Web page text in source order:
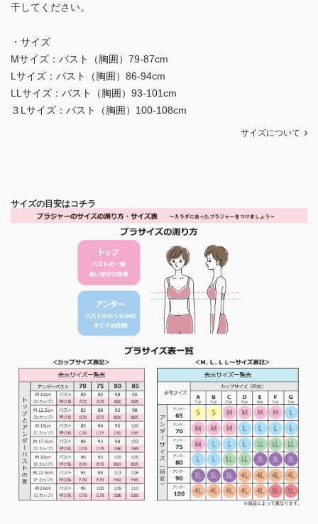
干してください。
・サイズ
Mサイズ：バスト（胸囲）79-87cm
Lサイズ：バスト（胸囲）86-94cm
LLサイズ：バスト（胸囲）93-101cm
３Lサイズ：バスト（胸囲）100-108cm
サイズについて
サイズの目安はコチラ